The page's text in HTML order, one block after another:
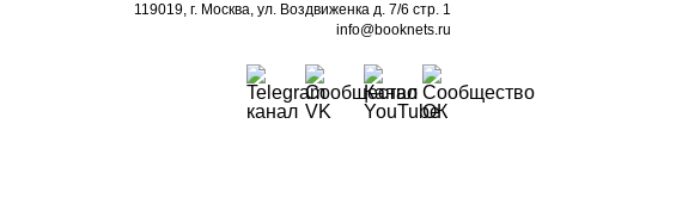
119019, г. Москва, ул. Воздвиженка д. 7/6 стр. 1
info@booknets.ru